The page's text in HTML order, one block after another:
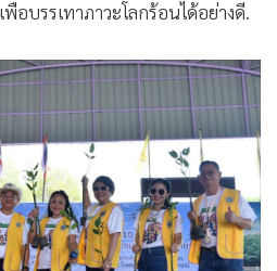
ลังความสามัคคีในการช่วยเหลือ
กิดความสมดุลในระบบนิเวศอย่าง